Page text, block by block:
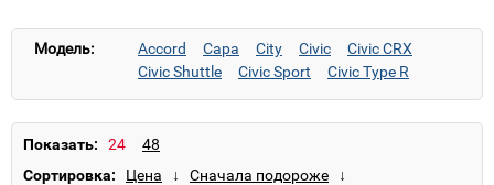
Модель: Accord Capa City Civic
Civic CRX
Civic Shuttle
Civic Sport
Civic Type R
Jazz Hybrid
Показать:
Сортировка: